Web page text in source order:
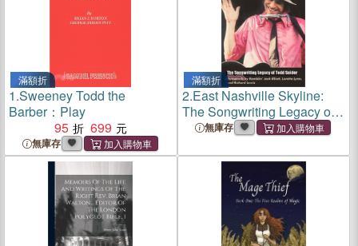
滿額折
1.Sweeney Todd the
Barber：Play
95
699
無庫存
滿額折
2.East Nashville Skyline:
The Songwriting Legacy of
Todd Snider
無庫存